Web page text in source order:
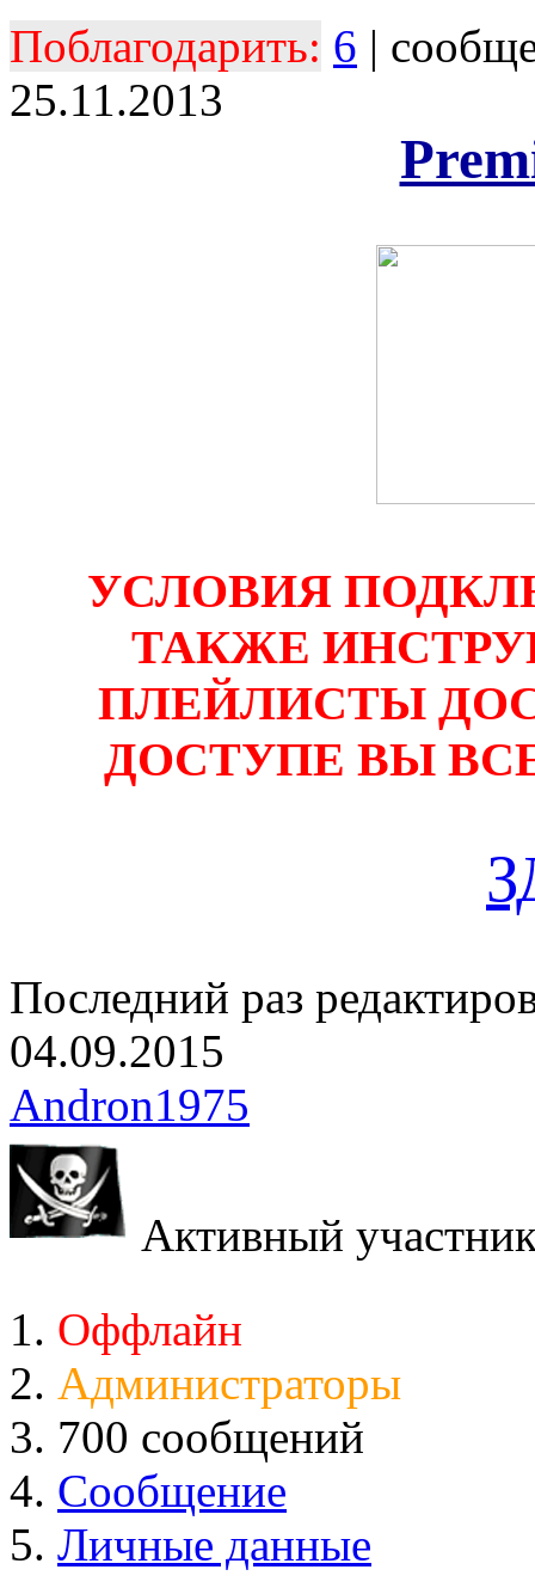
Поблагодарить: 6 |
25.11.2013
УСЛОВИЯ
ТАКЖЕ
ПЛЕЙЛИСТЫ
ДОСТУПЕ ВЫ
Последний раз
04.09.2015
Andron1975
Активный
Оффлайн
Администраторы
700 сообщений
Сообщение
Личные данные